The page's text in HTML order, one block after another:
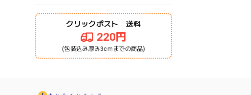
クリックポスト 送料
220円
(包装込み厚み3cmまでの商品)